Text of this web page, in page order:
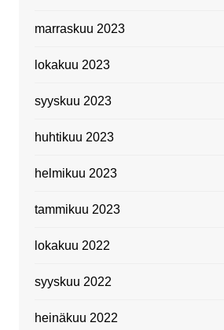
marraskuu 2023
lokakuu 2023
syyskuu 2023
huhtikuu 2023
helmikuu 2023
tammikuu 2023
lokakuu 2022
syyskuu 2022
heinäkuu 2022